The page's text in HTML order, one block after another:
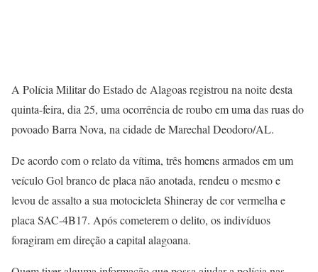
A Polícia Militar do Estado de Alagoas registrou na noite desta
quinta-feira, dia 25, uma ocorrência de roubo em uma das ruas do
povoado Barra Nova, na cidade de Marechal Deodoro/AL.
De acordo com o relato da vítima, três homens armados em um
veículo Gol branco de placa não anotada, rendeu o mesmo e
levou de assalto a sua motocicleta Shineray de cor vermelha e
placa SAC-4B17. Após cometerem o delito, os indivíduos
foragiram em direção a capital alagoana.